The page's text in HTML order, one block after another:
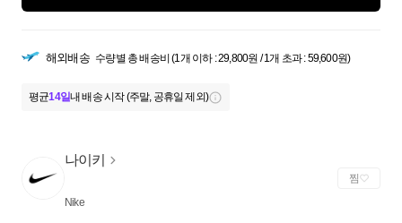
해외배송 수량별 총 배송비 (1개 이하 : 29,800원 / 1개 초과 : 59,600원)
평균14일내 배송 시작 (주말, 공휴일 제외)
나이키
Nike
찜